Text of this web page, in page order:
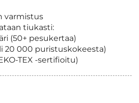
varmistus
tiukasti:
(50+ pesukertaa)
20 000 puristuskokeesta)
TEX -sertifioitu)